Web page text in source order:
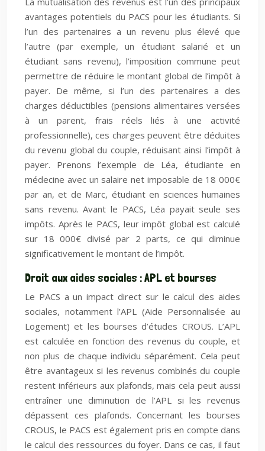
avantages potentiels du PACS pour les étudiants. Si
l’un des partenaires a un revenu plus élevé que
l’autre (par exemple, un étudiant salarié et un
étudiant sans revenu), l’imposition commune peut
permettre de réduire le montant global de l’impôt à
payer. De même, si l’un des partenaires a des
charges déductibles (pensions alimentaires versées
à un parent, frais réels liés à une activité
professionnelle), ces charges peuvent être déduites
du revenu global du couple, réduisant ainsi l’impôt à
payer. Prenons l’exemple de Léa, étudiante en
médecine avec un salaire net imposable de 18 000€
par an, et de Marc, étudiant en sciences humaines
sans revenu. Avant le PACS, Léa payait seule ses
impôts. Après le PACS, leur impôt global est calculé
sur 18 000€ divisé par 2 parts, ce qui diminue
significativement le montant de l’impôt.
Droit aux aides sociales : APL et bourses
Le PACS a un impact direct sur le calcul des aides
sociales, notamment l’APL (Aide Personnalisée au
Logement) et les bourses d’études CROUS. L’APL
est calculée en fonction des revenus du couple, et
non plus de chaque individu séparément. Cela peut
être avantageux si les revenus combinés du couple
restent inférieurs aux plafonds, mais cela peut aussi
entraîner une diminution de l’APL si les revenus
dépassent ces plafonds. Concernant les bourses
CROUS, le PACS est également pris en compte dans
le calcul des ressources du foyer. Dans ce cas, il faut